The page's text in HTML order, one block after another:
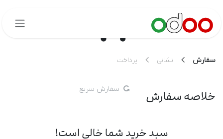
سفارش نشانی پرداخت
خلاصه سفارش سفارش سریع
سبد خرید شما خالی است!